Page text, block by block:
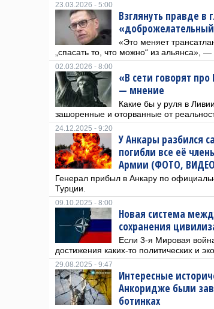
23.03.2026 - 5:00
Взглянуть правде в
«Это меняет
„спасать то, что можно“ из альянса», —
02.03.2026 - 8:00
«В сети говорят
— мнение
Какие бы у руля в
зашоренные и оторванные от
24.12.2025 - 9:20
У Анкары разбился
погибли все её
Армии (ФОТО,
Генерал прибыл в Анкару по
Турции.
09.10.2025 - 8:00
Новая система
сохранения
Если 3-я Мировая
достижения каких-то политических и
29.08.2025 - 9:47
Интересные
Анкоридже были
ботинках